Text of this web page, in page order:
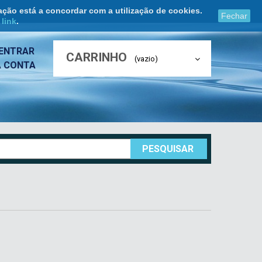
está a concordar com a utilização de cookies.
link.
Fechar
CARRINHO (vazio)
CONTA
PESQUISAR